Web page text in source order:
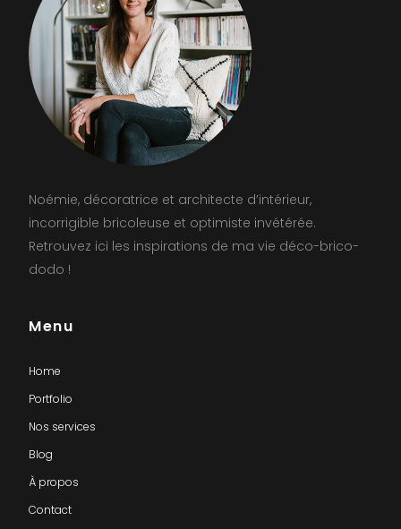
Noémie, décoratrice et architecte d’intérieur,
incorrigible bricoleuse et optimiste invétérée.
Retrouvez ici les inspirations de ma vie déco-brico-
dodo !
Menu
Home
Portfolio
Nos services
Blog
À propos
Contact